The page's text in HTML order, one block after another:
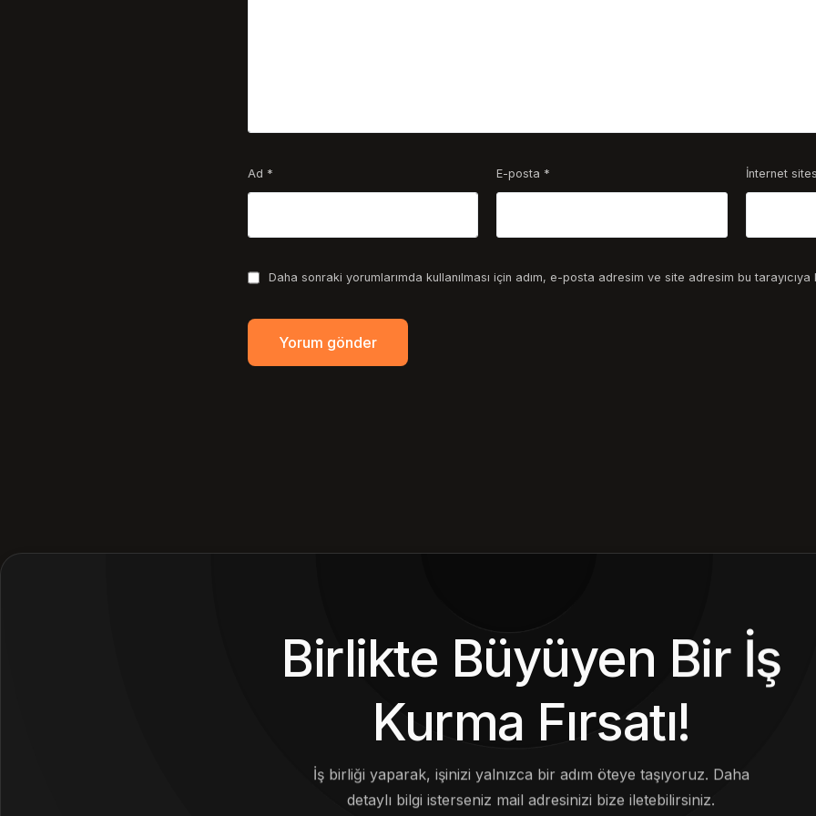
Ad * E-posta * İnternet
Daha sonraki yorumlarımda kullanılması için adım, e-posta adresim ve site adresim bu tarayıcıya
Birlikte Büyüyen Bir İş
Kurma Fırsatı!
İş birliği yaparak, işinizi yalnızca bir adım öteye taşıyoruz. Daha
detaylı bilgi isterseniz mail adresinizi bize iletebilirsiniz.